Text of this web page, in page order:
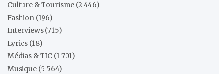
Culture & Tourisme (2 446)
Fashion (196)
Interviews (715)
Lyrics (18)
Médias & TIC (1 701)
Musique (5 564)